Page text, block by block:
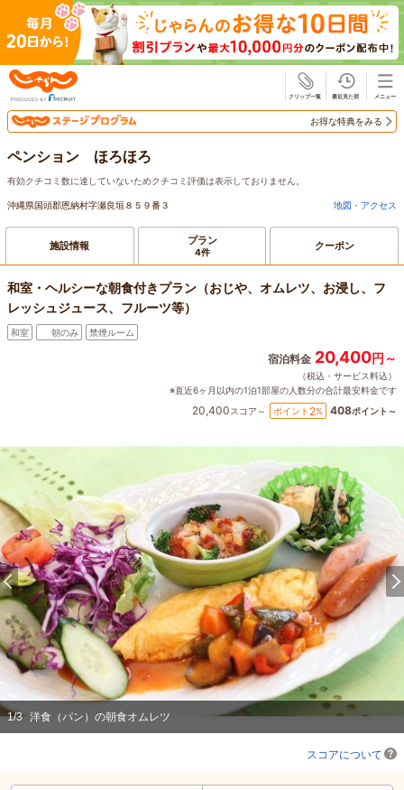
お得な特典をみる
ペンション ほろほろ
有効クチコミ数に達していないためクチコミ評価は表示しておりません。
沖縄県国頭郡恩納村字瀬良垣８５９番３ 地図・アクセス
施設情報 プラン
4件 クーポン
和室・ヘルシーな朝食付きプラン（おじや、オムレツ、お浸し、フ
レッシュジュース、フルーツ等）
和室 朝のみ 禁煙ルーム
宿泊料金 20,400円～
（税込・サービス料込）
※直近6ヶ月以内の1泊1部屋の人数分の合計最安料金です
20,400スコア～ ポイント 2% 408ポイント～
1/3 洋食（パン）の朝食オムレツ
スコアについて